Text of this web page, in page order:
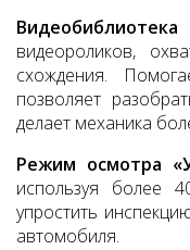
видеороликов,
схождения.
позволяет
делает механика
Режим осмотра
используя более
упростить
автомобиля.